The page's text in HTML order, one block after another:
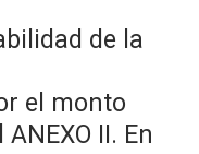
de la
el monto
II. En